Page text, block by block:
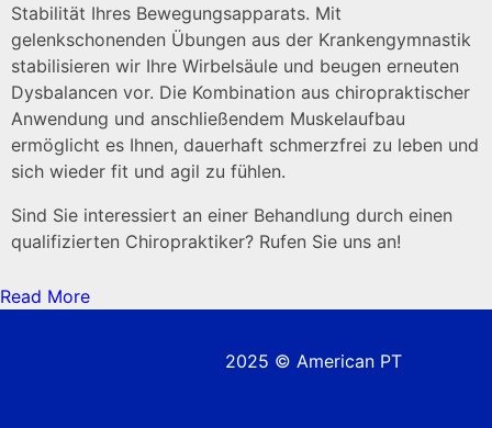
Stabilität Ihres Bewegungsapparats. Mit
gelenkschonenden Übungen aus der Krankengymnastik
stabilisieren wir Ihre Wirbelsäule und beugen erneuten
Dysbalancen vor. Die Kombination aus chiropraktischer
Anwendung und anschließendem Muskelaufbau
ermöglicht es Ihnen, dauerhaft schmerzfrei zu leben und
sich wieder fit und agil zu fühlen.
Sind Sie interessiert an einer Behandlung durch einen
qualifizierten Chiropraktiker? Rufen Sie uns an!
Read More
2025 © American PT